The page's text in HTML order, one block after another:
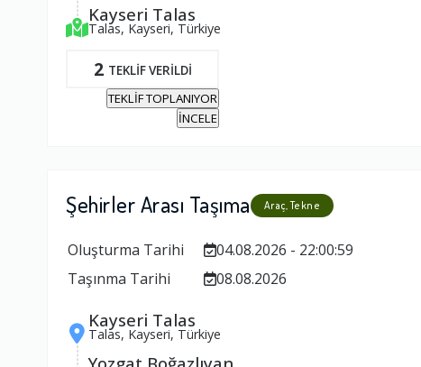
Kayseri Talas
Talas, Kayseri, Türkiye
2 TEKLİF VERİLDİ
TEKLİF TOPLANIYOR
İNCELE
Şehirler Arası Taşıma Araç, Tekne
Oluşturma Tarihi
04.08.2026 - 22:00:59
Taşınma Tarihi
08.08.2026
Kayseri Talas
Talas, Kayseri, Türkiye